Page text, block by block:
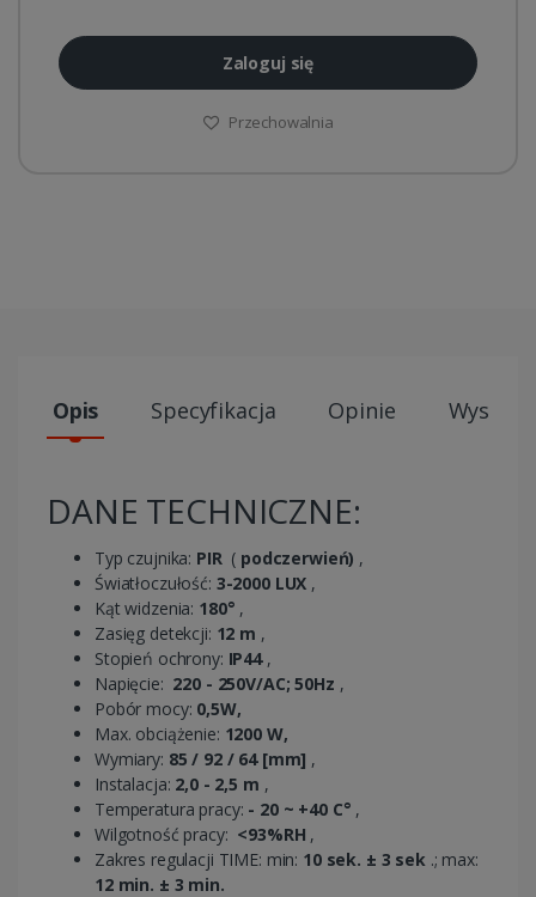
Zaloguj się
Przechowalnia
Opis Specyfikacja Opinie Wysyłki
DANE TECHNICZNE:
Typ czujnika: PIR ( podczerwień) ,
Światłoczułość: 3-2000 LUX ,
Kąt widzenia: 180° ,
Zasięg detekcji: 12 m ,
Stopień ochrony: IP44 ,
Napięcie: 220 - 250V/AC; 50Hz ,
Pobór mocy: 0,5W,
Max. obciążenie: 1200 W,
Wymiary: 85 / 92 / 64 [mm] ,
Instalacja: 2,0 - 2,5 m ,
Temperatura pracy: - 20 ~ +40 C° ,
Wilgotność pracy: <93%RH ,
Zakres regulacji TIME: min: 10 sek. ± 3 sek .; max:
12 min. ± 3 min.